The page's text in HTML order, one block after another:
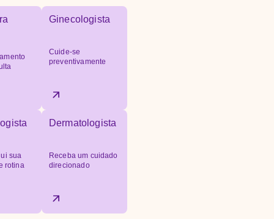
Ginecologista
Cuide-se
preventivamente
sua
rotina
Dermatologista
Receba um cuidado
direcionado